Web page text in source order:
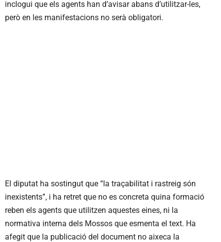
inclogui que els agents han d’avisar abans d’utilitzar-les,
però en les manifestacions no serà obligatori.
El diputat ha sostingut que “la traçabilitat i rastreig són
inexistents”, i ha retret que no es concreta quina formació
reben els agents que utilitzen aquestes eines, ni la
normativa interna dels Mossos que esmenta el text. Ha
afegit que la publicació del document no aixeca la